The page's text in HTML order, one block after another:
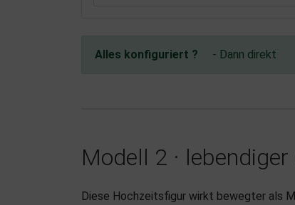
Alles konfiguriert ? - Dann direkt
Modell 2 ·
Diese Hochzeitsfigur wirkt bewegter als